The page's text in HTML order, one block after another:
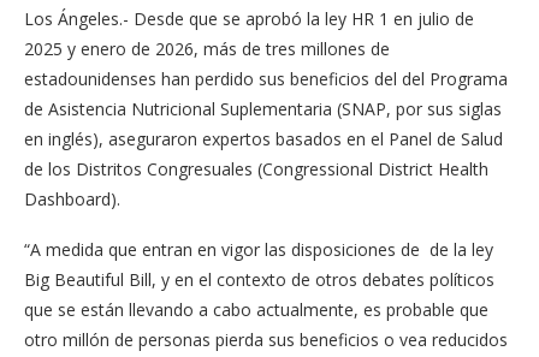
Los Ángeles.- Desde que se aprobó la ley HR 1 en julio de
2025 y enero de 2026, más de tres millones de
estadounidenses han perdido sus beneficios del del Programa
de Asistencia Nutricional Suplementaria (SNAP, por sus siglas
en inglés), aseguraron expertos basados en el Panel de Salud
de los Distritos Congresuales (Congressional District Health
Dashboard).
“A medida que entran en vigor las disposiciones de de la ley
Big Beautiful Bill, y en el contexto de otros debates políticos
que se están llevando a cabo actualmente, es probable que
otro millón de personas pierda sus beneficios o vea reducidos